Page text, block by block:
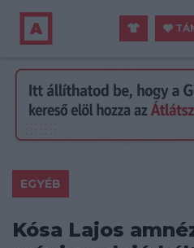
EGYÉB
Kósa Lajos